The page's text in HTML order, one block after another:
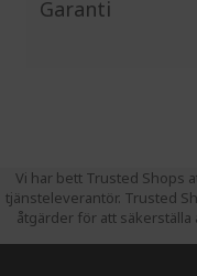
Garanti
Vi har bett Trusted Shops
tjänsteleverantör. Trusted
åtgärder för att